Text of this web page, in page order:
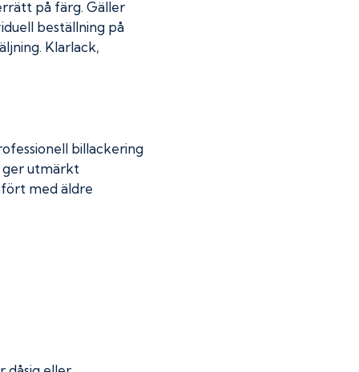
på färg. Gäller
beställning på
Klarlack,
billackering
ger utmärkt
med äldre